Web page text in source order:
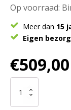
Op voorraad:
Meer dan 15
Eigen
€509,00
Adige
Beige